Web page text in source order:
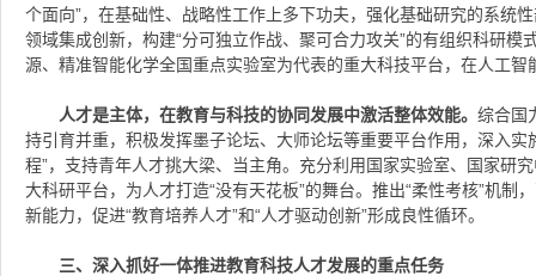
个面向”，在基础性、战略性工作上多下功夫，强化基础研究的系统
领域集成创新，构建“分可独立作战、聚可合力攻关”的有组织科研模
源、精准智能化学全国重点实验室为代表的重大科技平台，在人工
人才是主体，在教育与科技的协同发展中激活整体效能。 综合国
持引育并重，积极发挥墨子论坛、大师论坛等重要平台作用，深入实
程”，支持青年人才挑大梁、当主角。充分利用国家实验室、国家研
大科研平台，为人才打造“没有天花板”的舞台。推出“柔性考核”机制
新能力，促进“教育培养人才”和“人才驱动创新”形成良性循环。
三、深入抓好一体推进教育科技人才发展的重点任务